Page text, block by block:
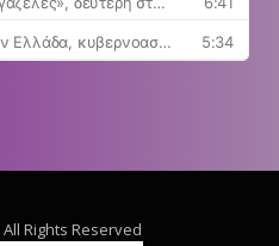
Rights Reserved